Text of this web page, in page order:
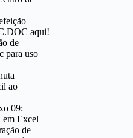
aqui!
de
para uso
ao
09:
em Excel
de